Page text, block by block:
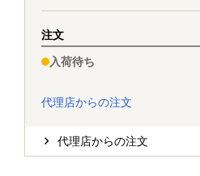
注文
入荷待ち
代理店からの注文
代理店からの注文